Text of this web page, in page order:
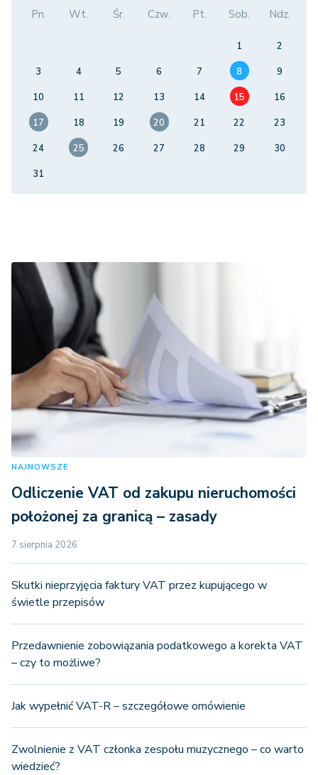
Pn. Wt. Śr. Czw. Pt. Sob. Ndz.
1
2
3
4 5 6 7 8
9
10
11 12 13 14 15
16
17
18 19 20 21 22
23
24
25 26 27 28 29
30
31
NAJNOWSZE
Odliczenie VAT od zakupu nieruchomości
położonej za granicą – zasady
7 sierpnia 2026
Skutki nieprzyjęcia faktury VAT przez kupującego w
świetle przepisów
Przedawnienie zobowiązania podatkowego a korekta VAT
– czy to możliwe?
Jak wypełnić VAT-R – szczegółowe omówienie
Zwolnienie z VAT członka zespołu muzycznego – co warto
wiedzieć?